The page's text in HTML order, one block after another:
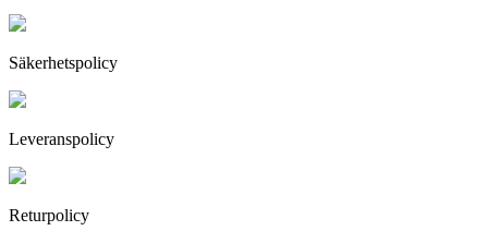
Säkerhetspolicy
Leveranspolicy
Returpolicy